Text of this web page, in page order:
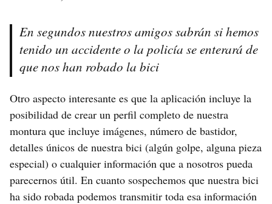
En segundos nuestros amigos sabrán si hemos
tenido un accidente o la policía se enterará de
que nos han robado la bici
Otro aspecto interesante es que la aplicación incluye la
posibilidad de crear un perfil completo de nuestra
montura que incluye imágenes, número de bastidor,
detalles únicos de nuestra bici (algún golpe, alguna pieza
especial) o cualquier información que a nosotros pueda
parecernos útil. En cuanto sospechemos que nuestra bici
ha sido robada podemos transmitir toda esa información